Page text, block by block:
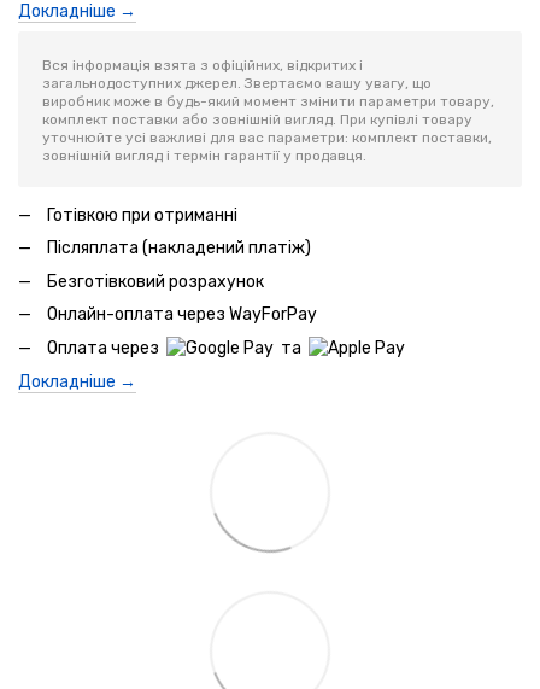
Докладніше →
Вся інформація взята з офіційних, відкритих і
загальнодоступних джерел. Звертаємо вашу увагу, що
виробник може в будь-який момент змінити параметри товару,
комплект поставки або зовнішній вигляд. При купівлі товару
уточнюйте усі важливі для вас параметри: комплект поставки,
зовнішній вигляд і термін гарантії у продавця.
Готівкою при отриманні
Післяплата (накладений платіж)
Безготівковий розрахунок
Онлайн-оплата через WayForPay
Оплата через
та
Докладніше →